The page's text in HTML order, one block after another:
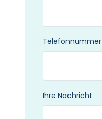
Telefonnummer
Ihre Nachricht